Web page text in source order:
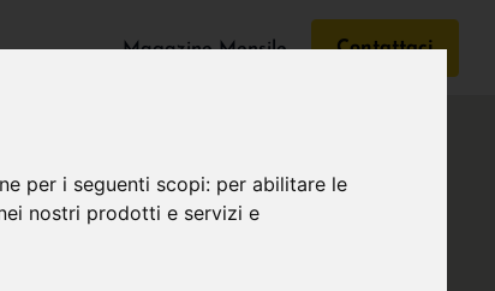
per i seguenti scopi: per abilitare le
nostri prodotti e servizi e
Magazine Mensile Contattaci